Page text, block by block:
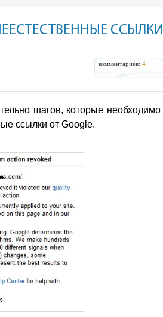
ССЫЛКИ
комментариев: 4
шагов, которые необходимо
ссылки от Google.